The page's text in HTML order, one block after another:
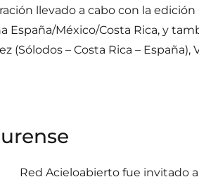
llevado a cabo con la
México/Costa Rica, y
– Costa Rica – España),
Red Acieloabierto fue invitado